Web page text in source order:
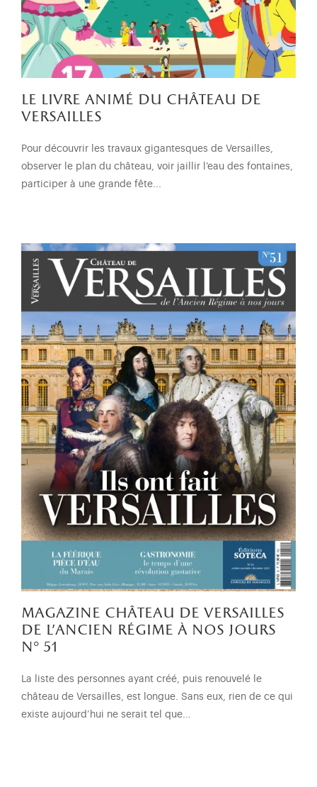
le livre animé du château de
versailles
Pour découvrir les travaux gigantesques de Versailles,
observer le plan du château, voir jaillir l’eau des fontaines,
participer à une grande fête...
magazine château de versailles
de l'ancien régime à nos jours
n° 51
La liste des personnes ayant créé, puis renouvelé le
château de Versailles, est longue. Sans eux, rien de ce qui
existe aujourd’hui ne serait tel que…